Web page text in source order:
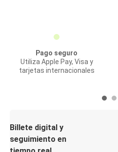
Pago seguro
Utiliza Apple Pay, Visa y
tarjetas internacionales
Billete digital y
seguimiento en